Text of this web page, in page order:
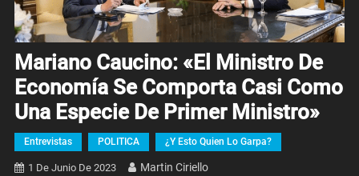
Mariano Caucino: «El Ministro De
Economía Se Comporta Casi Como
Una Especie De Primer Ministro»
Entrevistas POLITICA ¿Y Esto Quien Lo Garpa?
1 De Junio De 2023 Martin Ciriello